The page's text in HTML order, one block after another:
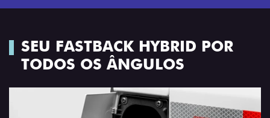
SEU FASTBACK HYBRID POR
TODOS OS ÂNGULOS